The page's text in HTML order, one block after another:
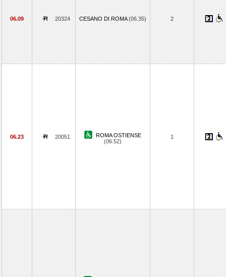
06.09 20324 CESANO DI ROMA(06.35) 2
06.23 20051
ROMA OSTIENSE
(06.52)
1